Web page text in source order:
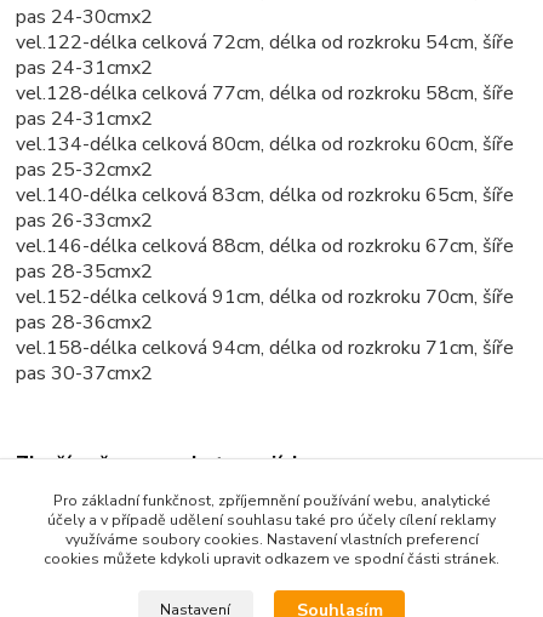
pas 24-30cmx2
vel.122-délka celková 72cm, délka od rozkroku 54cm, šíře
pas 24-31cmx2
vel.128-délka celková 77cm, délka od rozkroku 58cm, šíře
pas 24-31cmx2
vel.134-délka celková 80cm, délka od rozkroku 60cm, šíře
pas 25-32cmx2
vel.140-délka celková 83cm, délka od rozkroku 65cm, šíře
pas 26-33cmx2
vel.146-délka celková 88cm, délka od rozkroku 67cm, šíře
pas 28-35cmx2
vel.152-délka celková 91cm, délka od rozkroku 70cm, šíře
pas 28-36cmx2
vel.158-délka celková 94cm, délka od rozkroku 71cm, šíře
pas 30-37cmx2
Zboží zařazeno v kategoriích
Dětské oblečení
Dětské kalhoty
Pro základní funkčnost, zpříjemnění používání webu, analytické
účely a v případě udělení souhlasu také pro účely cílení reklamy
využíváme soubory cookies. Nastavení vlastních preferencí
cookies můžete kdykoli upravit odkazem ve spodní části stránek.
Nastavení Souhlasím